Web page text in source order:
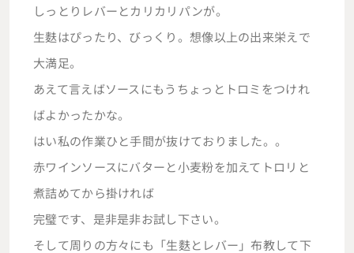
しっとりレバーとカリカリパンが。
生麩はぴったり、びっくり。想像以上の出来栄えで
大満足。
あえて言えばソースにもうちょっとトロミをつけれ
ばよかったかな。
はい私の作業ひと手間が抜けておりました。。
赤ワインソースにバターと小麦粉を加えてトロリと
煮詰めてから掛ければ
完璧です、是非是非お試し下さい。
そして周りの方々にも「生麩とレバー」布教して下